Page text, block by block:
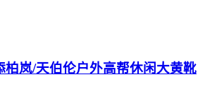
岚/天伯伦户外高帮休闲大黄靴